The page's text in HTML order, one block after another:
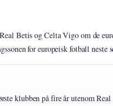
Betis og Celta Vigo om de
for europeisk fotball neste
klubben på fire år utenom